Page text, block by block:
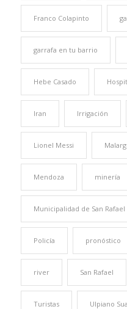
Franco Colapinto
garrafa en tu barrio
Hebe Casado
Iran Irrigación
Lionel Messi
Mendoza minería
Municipalidad de San Rafael
Policía pronóstico
river San Rafael
Turistas Ulpiano